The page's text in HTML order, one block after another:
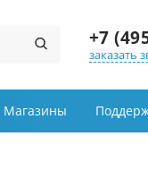
+7
Заказ звонка
заказать
Магазины